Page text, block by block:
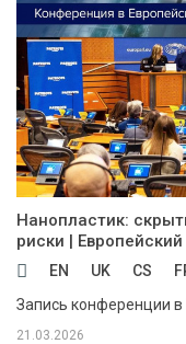
Нанопластик:
риски |
EN UK CS
Запись конференции
21.03.2026